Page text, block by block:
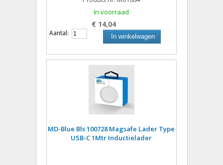
In voorraad
€ 14,04
Aantal: In winkelwagen
MD-Blue Bls 100728 Magsafe Lader Type
USB-C 1Mtr Inductielader